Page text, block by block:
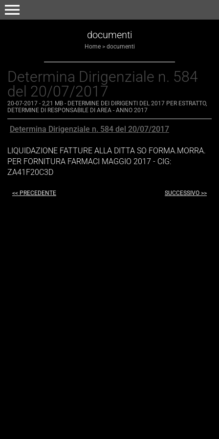
menu
documenti
Home> documenti
Determina Dirigenziale n. 584
del 20/07/2017
20-07-2017 - 2,21 MB - DETERMINE DEI DIRIGENTI DEL 2017 PER ESTRATTO,
DETERMINE DI RESPONSABILE DI AREA - ANNO 2017
Determina Dirigenziale n. 584 del 20/07/2017
LIQUIDAZIONE FATTURE ALLA DITTA SO FORMA.MORRA.
PER FORNITURA FARMACI MAGGIO 2017 - CIG:
ZA41F20C3D
<< PRECEDENTE SUCCESSIVO >>